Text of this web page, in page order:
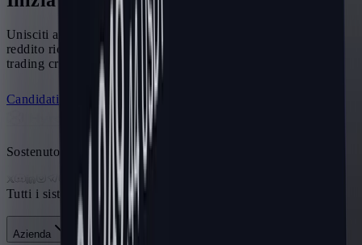
Unisciti a una rete in crescita di partner che costruiscono un
reddito ricorrente a lungo termine con una società di prop
trading crypto affidabile.
Candidati al programma affiliati
Sostenuto dalla comunità
Tutti i sistemi sono operativi
Azienda